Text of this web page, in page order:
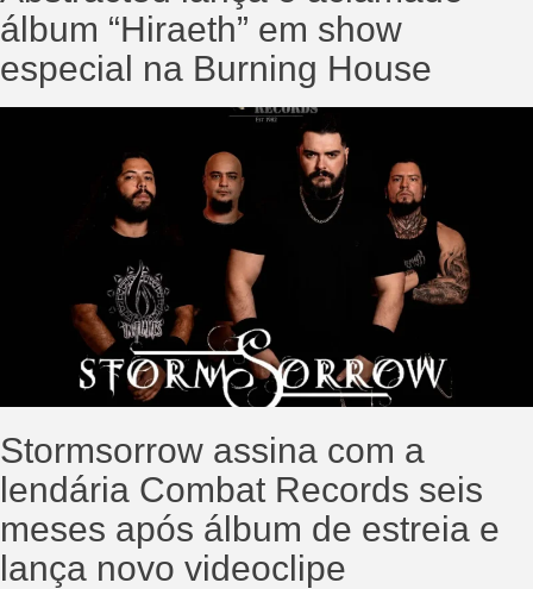
álbum “Hiraeth” em show
especial na Burning House
Stormsorrow assina com a
lendária Combat Records seis
meses após álbum de estreia e
lança novo videoclipe